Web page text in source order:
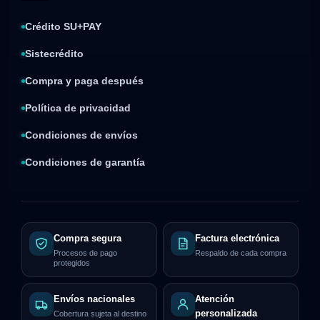
Crédito SU+PAY
Sistecrédito
Compra y paga después
Política de privacidad
Condiciones de envíos
Condiciones de garantía
Compra segura
Procesos de pago
protegidos
Factura electrónica
Respaldo de cada compra
Envíos nacionales
Cobertura sujeta al destino
Atención
personalizada